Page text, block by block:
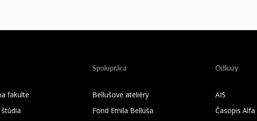
fakulte
Spolupráca
Bellušove ateliéry
Fond Emila Belluša
Odkazy
AIS
Časopis Alfa